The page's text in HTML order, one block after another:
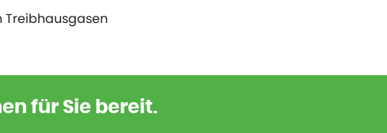
Treibhausgasen
für Sie bereit.